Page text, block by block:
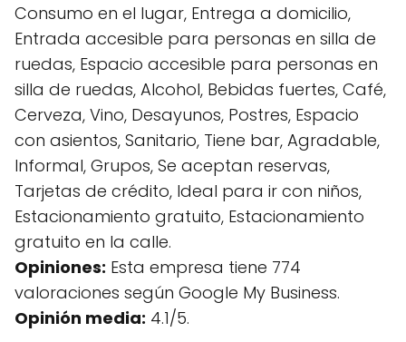
Consumo en el lugar, Entrega a domicilio,
Entrada accesible para personas en silla de
ruedas, Espacio accesible para personas en
silla de ruedas, Alcohol, Bebidas fuertes, Café,
Cerveza, Vino, Desayunos, Postres, Espacio
con asientos, Sanitario, Tiene bar, Agradable,
Informal, Grupos, Se aceptan reservas,
Tarjetas de crédito, Ideal para ir con niños,
Estacionamiento gratuito, Estacionamiento
gratuito en la calle.
Opiniones: Esta empresa tiene 774
valoraciones según Google My Business.
Opinión media: 4.1/5.